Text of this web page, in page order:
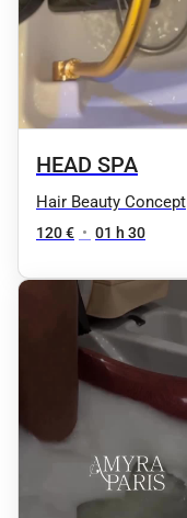
HEAD SPA
Hair Beauty Concept
120 € • 01 h 30